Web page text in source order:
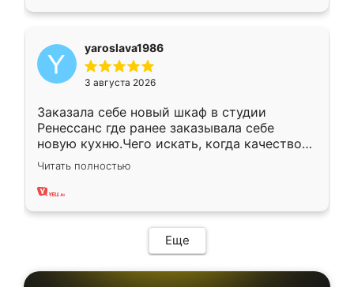
yaroslava1986
3 августа 2026
Заказала себе новый шкаф в студии
Ренессанс где ранее заказывала себе
новую кухню.Чего искать, когда качеством
вполне довольна. Служит кухня уже почти
два года, нареканий нет.
Читать полностью
Еще